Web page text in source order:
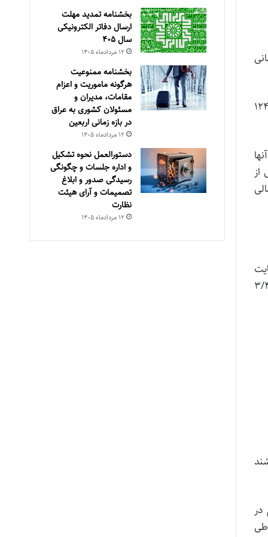
پیمانی
و پرورش و پرداخت حق بیمه آنها توسط آموزش و پرورش برای مشمولین ماده ۳۲ و ۱۲۴
از
مالی
(به شرح ذیل) که در فاصله زمانی ۳۱/۶/۱۵۹ لغایت
شده و قید عبارت خدمت در جبهه نیز الزامی می‌باشد و برای رزمندگان موظف ۳/۴
طی
بخشنامه تمدید مهلت
ارسال دفاتر الکترونیکی
سال ۴۰۵
۱۲ مرداد‌ماه ۱۴۰۵
بخشنامه ممنوعیت
هرگونه ماموریت و اعزام
مقامات، مدیران و
مسئولان کشوری به عراق
در بازه زمانی اربعین
۱۲ مرداد‌ماه ۱۴۰۵
دستورالعمل نحوه تشکیل
و اداره جلسات و چگونگی
رسیدگی صدور و ‏ابلاغ
تصمیمات و‎ ‎آرای هیئت
نظارت
۱۲ مرداد‌ماه ۱۴۰۵